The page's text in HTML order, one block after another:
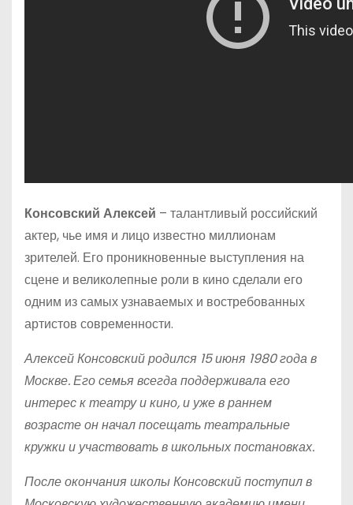
Консовский Алексей – талантливый российский
актер, чье имя и лицо известно миллионам
зрителей. Его проникновенные выступления на
сцене и великолепные роли в кино сделали его
одним из самых узнаваемых и востребованных
артистов современности.
Алексей Консовский родился 15 июня 1980 года в
Москве. Его семья всегда поддерживала его
интерес к театру и кино, и уже в раннем
возрасте он начал посещать театральные
кружки и участвовать в школьных постановках.
После окончания школы Консовский поступил в